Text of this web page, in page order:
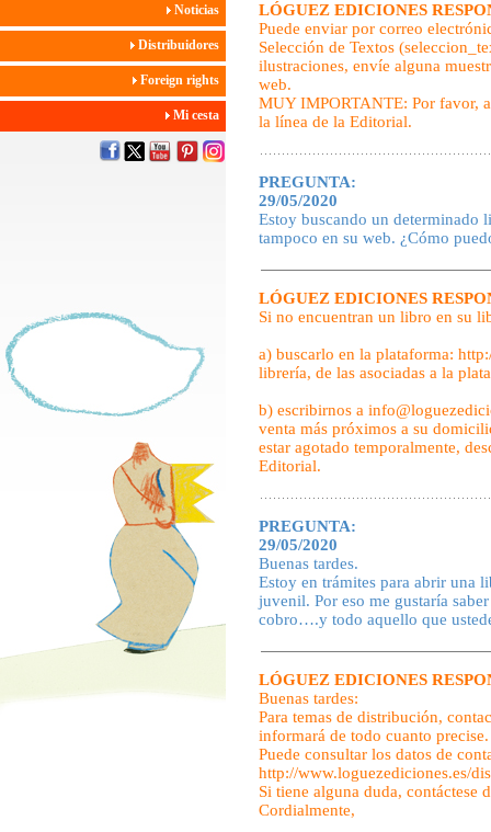
Noticias
Distribuidores
Foreign rights
Mi cesta
LÓGUEZ EDICIONES
Puede enviar por correo
Selección de Textos
ilustraciones, envíe alguna
web.
MUY IMPORTANTE: Por favor,
la línea de la Editorial.
PREGUNTA:
29/05/2020
Estoy buscando un determinado
tampoco en su web. ¿Cómo
LÓGUEZ EDICIONES
Si no encuentran un libro en su
a) buscarlo en la plataforma:
librería, de las asociadas a la
b) escribirnos a
venta más próximos a su
estar agotado temporalmente,
Editorial.
PREGUNTA:
29/05/2020
Buenas tardes.
Estoy en trámites para abrir una
juvenil. Por eso me gustaría
cobro….y todo aquello que
LÓGUEZ EDICIONES
Buenas tardes:
Para temas de distribución,
informará de todo cuanto precise.
Puede consultar los datos de
http://www.loguezediciones.es/
Si tiene alguna duda, contáctese
Cordialmente,